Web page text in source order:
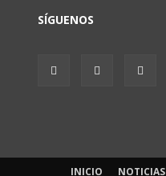
SÍGUENOS
INICIO NOTICIAS